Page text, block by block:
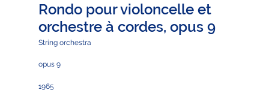
Rondo pour violoncelle et
orchestre à cordes, opus 9
String orchestra
opus 9
1965